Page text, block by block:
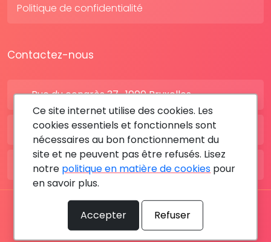
Politique de confidentialité
Contactez-nous
Rue du congrès 37 , 1000 Bruxelles
BE: +32 28080227
FR: +33 183642895
Tous les droits sont réservés © 2026 RDV MÉDICAL By
MediaSatCom
Ce site internet utilise des cookies. Les
cookies essentiels et fonctionnels sont
nécessaires au bon fonctionnement du
site et ne peuvent pas être refusés. Lisez
notre politique en matière de cookies pour
en savoir plus.
Accepter Refuser